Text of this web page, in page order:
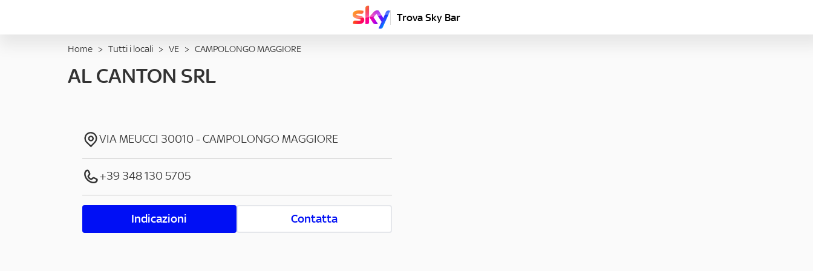
Trova Sky Bar
Home > Tutti i locali > VE > CAMPOLONGO MAGGIORE
AL CANTON SRL
VIA MEUCCI 30010 -CAMPOLONGO MAGGIORE
+39 348 130 5705
Indicazioni Contatta